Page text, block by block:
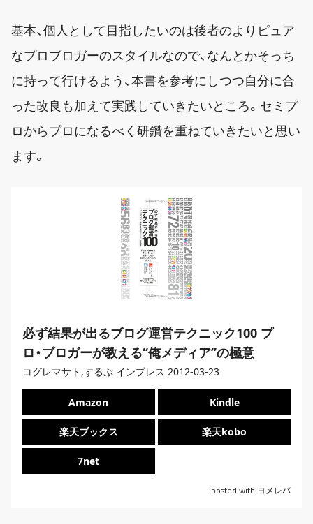
基本、個人として目指したいのは後者のよりピュア
なプロブロガーのスタイルなので、なんとかそっち
に持って行けるよう、本書を参考にしつつ自分に合
った改良も加えて実践していきたいところ。セミプ
ロからプロになるべく研鑽を重ねていきたいと思い
ます。
必ず結果が出るブログ運営テクニック100 プ
ロ・ブロガーが教える“俺メディア”の極意
posted with ヨメレバ
コグレマサト,するぷ インプレス 2012-03-23
Amazon Kindle
楽天ブックス 楽天kobo
7net